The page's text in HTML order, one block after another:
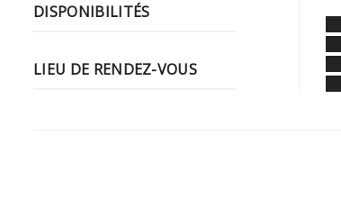
DISPONIBILITÉS
LIEU DE RENDEZ-VOUS